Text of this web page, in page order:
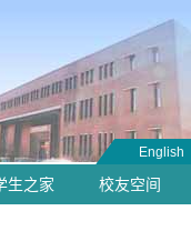
English
生之家 校友空间